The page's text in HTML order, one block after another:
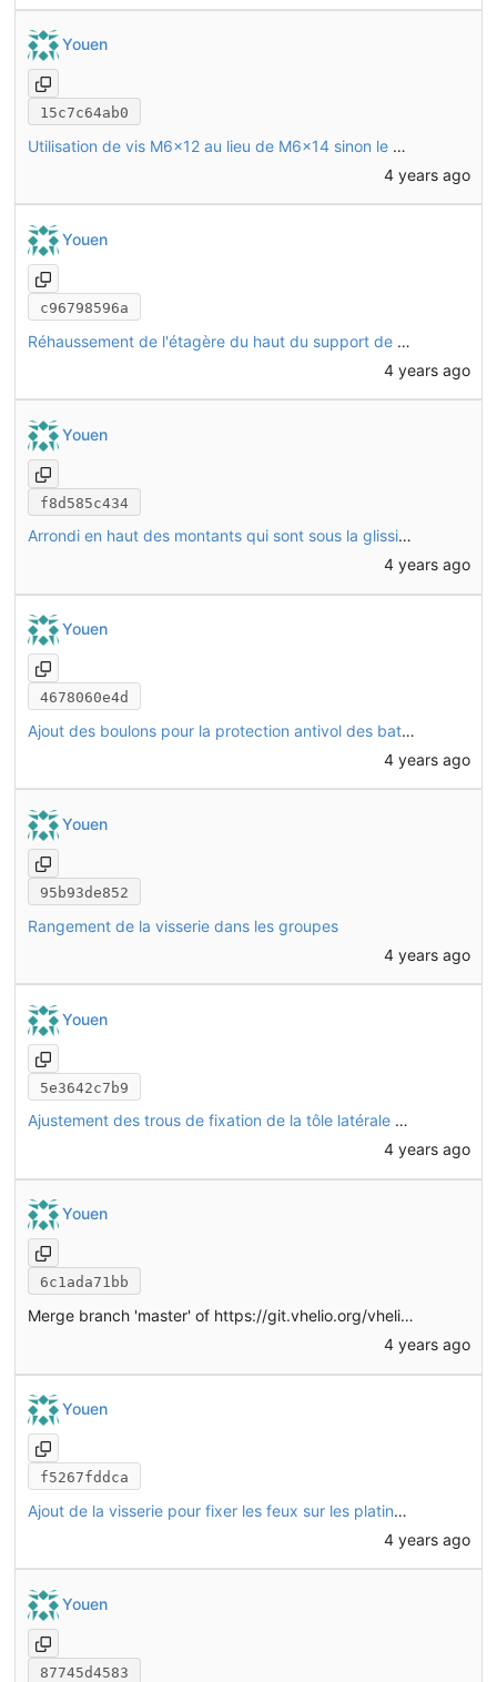
Youen
15c7c64ab0
Utilisation de vis M6x12 au lieu de M6x14 sinon le boulon d'antivol de batterie dépasse trop et touche la batterie d'en dessous
4 years ago
Youen
c96798596a
Réhaussement de l'étagère du haut du support de batteries de 2mm
4 years ago
Youen
f8d585c434
Arrondi en haut des montants qui sont sous la glissière, car il n'y a pas la place de mettre des embouts de tube
4 years ago
Youen
4678060e4d
Ajout des boulons pour la protection antivol des batteries
4 years ago
Youen
95b93de852
Rangement de la visserie dans les groupes
4 years ago
Youen
5e3642c7b9
Ajustement des trous de fixation de la tôle latérale CHO22 pour placement d'écrous sertis M4
4 years ago
Youen
6c1ada71bb
Merge branch 'master' of https://git.vhelio.org/vhelio/vheliotech-freecad
4 years ago
Youen
f5267fddca
Ajout de la visserie pour fixer les feux sur les platines, et fixation de la tôle latérale au niveau du pédalier avec écrous sertis
4 years ago
Youen
87745d4583